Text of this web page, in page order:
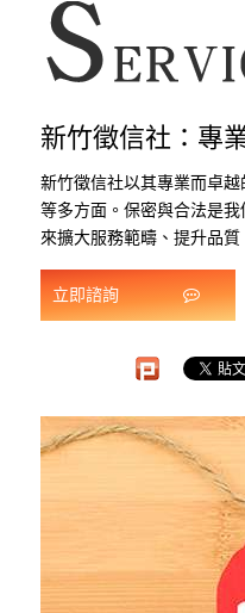
新竹徵信社：專
新竹徵信社以其專業而卓
等多方面。保密與合法是
來擴大服務範疇、提升品
立即諮詢